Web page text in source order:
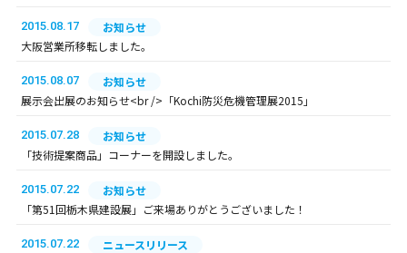
2015.08.17
お知らせ
大阪営業所移転しました。
2015.08.07
お知らせ
展示会出展のお知らせ<br />「Kochi防災危機管理展2015」
2015.07.28
お知らせ
「技術提案商品」コーナーを開設しました。
2015.07.22
お知らせ
「第51回栃木県建設展」ご来場ありがとうございました！
2015.07.22
ニュースリリース